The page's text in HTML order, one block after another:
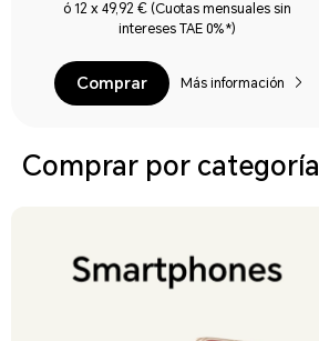
ó 12 x 49,92 € (Cuotas mensuales sin
intereses TAE 0%*)
Comprar Más información
Comprar por categoría